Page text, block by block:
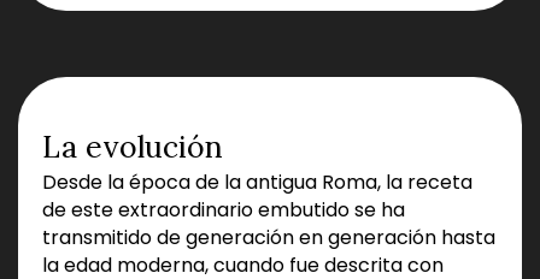
La evolución
Desde la época de la antigua Roma, la receta
de este extraordinario embutido se ha
transmitido de generación en generación hasta
la edad moderna, cuando fue descrita con